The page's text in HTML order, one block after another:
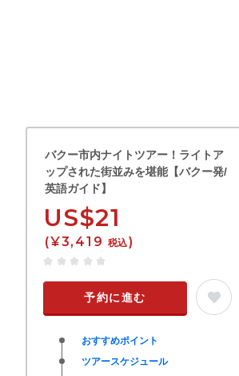
バクー市内ナイトツアー！ライトア
ップされた街並みを堪能【バクー発/
英語ガイド】
US$21
(¥3,419 税込)
予約に進む
おすすめポイント
ツアースケジュール